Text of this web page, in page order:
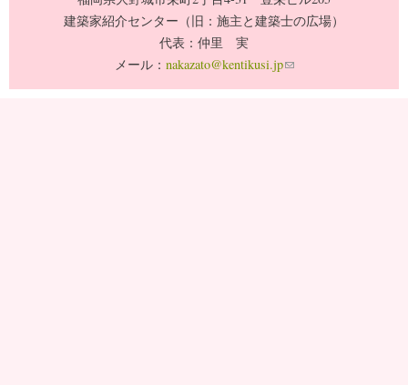
建築家紹介センター（旧：施主と建築士の広場）
代表：仲里 実
メール： nakazato@kentikusi.jp(link sends e-mail)